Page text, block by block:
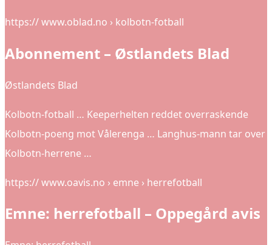
https:// www.oblad.no › kolbotn-fotball
Abonnement – Østlandets Blad
Østlandets Blad
Kolbotn-fotball … Keeperhelten reddet overraskende
Kolbotn-poeng mot Vålerenga … Langhus-mann tar over
Kolbotn-herrene …
https:// www.oavis.no › emne › herrefotball
Emne: herrefotball – Oppegård avis